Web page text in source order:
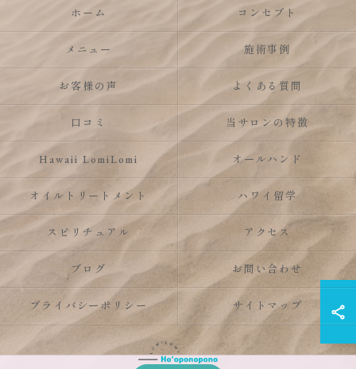
ホーム コンセプト
メニュー 施術事例
お客様の声 よくある質問
口コミ 当サロンの特徴
Hawaii LomiLomi オールハンド
オイルトリートメント ハワイ留学
スピリチュアル アクセス
ブログ お問い合わせ
プライバシーポリシー サイトマップ